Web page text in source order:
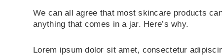
We can all agree that most skincare products
anything that comes in a jar. Here’s why.
Lorem ipsum dolor sit amet, consectetur